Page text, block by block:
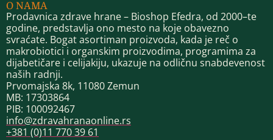
O NAMA
Prodavnica zdrave hrane – Bioshop Efedra, od 2000–te
godine, predstavlja ono mesto na koje obavezno
svraćate. Bogat asortiman proizvoda, kada je reč o
makrobiotici i organskim proizvodima, programima za
dijabetičare i celijakiju, ukazuje na odličnu snabdevenost
naših radnji.
Prvomajska 8k, 11080 Zemun
MB: 17303864
PIB: 100092467
info@zdravahranaonline.rs
+381 (0)11 770 39 61